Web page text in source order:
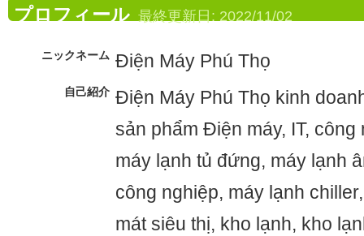
プロフィール 最終更新日: 2022/11/02
ニックネーム Điện Máy Phú Thọ
自己紹介 Điện Máy Phú Thọ kinh
sản phẩm Điện máy, IT,
máy lạnh tủ đứng, máy lạnh
công nghiệp, máy lạnh
mát siêu thị, kho lạnh, kho